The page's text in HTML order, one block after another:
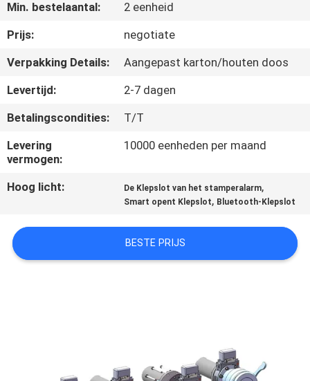
KWALITEITSCONTROLE
CONTACTEER
VERZOEK
OM EEN
CITAAT
SITEMAP
Min. bestelaantal:
2 eenheid
Prijs:
negotiate
Verpakking Details:
Aangepast karton/houten doos
Levertijd:
2-7 dagen
Betalingscondities:
T/T
Levering
vermogen:
10000 eenheden per maand
Hoog licht: De Klepslot van het stamperalarm,
Smart opent Klepslot, Bluetooth-Klepslot
BESTE PRIJS